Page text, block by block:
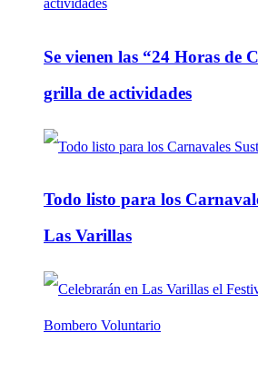
Se vienen las “24 Horas de
grilla de actividades
Todo listo para los
Las Varillas